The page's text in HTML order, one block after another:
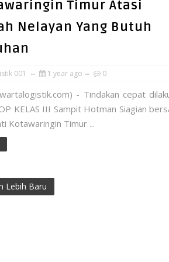
Timur Atasi
Nelayan Yang Butuh
001 1 year ago 0
- Tindakan cepat
KELAS III Sampit Hotman Siagian
Kotawaringin Timur ...
Lebih Baru